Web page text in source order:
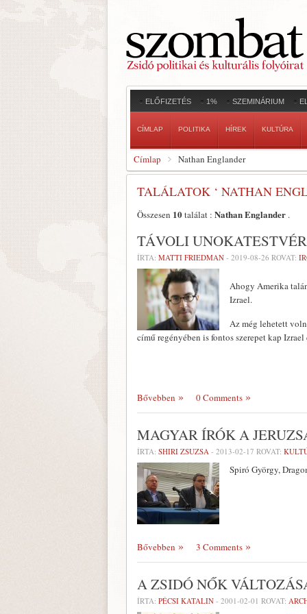
ELŐFIZETÉS 1% SZEMINÁRIUM
CÍMLAP POLITIKA HÍREK KULTÚRA
Címlap Nathan Englander
TALÁLATOK ‘ NATHAN
Összesen 10találat : Nathan Englander .
TÁVOLI
ÍRTA: MATTI FRIEDMAN - 2019-08-26 ROVAT:
Ahogy Amerika
Izrael.
Az még lehetett
című regényében is fontos szerepet kap
Bővebben 0 Comments
MAGYAR ÍRÓK A
ÍRTA: SHIRI ZSUZSA - 2013-02-17 ROVAT:
Spiró György,
Bővebben 3 Comments
A ZSIDÓ NŐK
ÍRTA: PÉCSI KATALIN - 2001-02-01 ROVAT: